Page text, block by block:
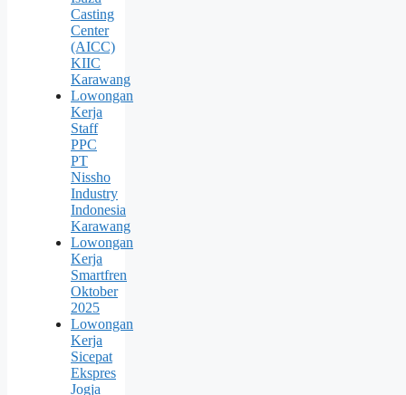
Casting
Center
(AICC)
KIIC
Karawang
Lowongan
Kerja
Staff
PPC
PT
Nissho
Industry
Indonesia
Karawang
Lowongan
Kerja
Smartfren
Oktober
2025
Lowongan
Kerja
Sicepat
Ekspres
Jogja